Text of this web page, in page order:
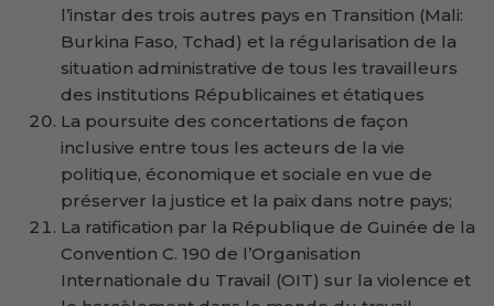
l’instar des trois autres pays en Transition (Mali:
Burkina Faso, Tchad) et la régularisation de la
situation administrative de tous les travailleurs
des institutions Républicaines et étatiques
La poursuite des concertations de façon
inclusive entre tous les acteurs de la vie
politique, économique et sociale en vue de
préserver la justice et la paix dans notre pays;
La ratification par la République de Guinée de la
Convention C. 190 de l’Organisation
Internationale du Travail (OIT) sur la violence et